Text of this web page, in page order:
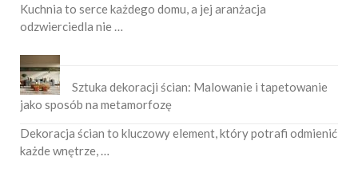
Kuchnia to serce każdego domu, a jej aranżacja
odzwierciedla nie …
Sztuka dekoracji ścian: Malowanie i tapetowanie
jako sposób na metamorfozę
Dekoracja ścian to kluczowy element, który potrafi odmienić
każde wnętrze, …